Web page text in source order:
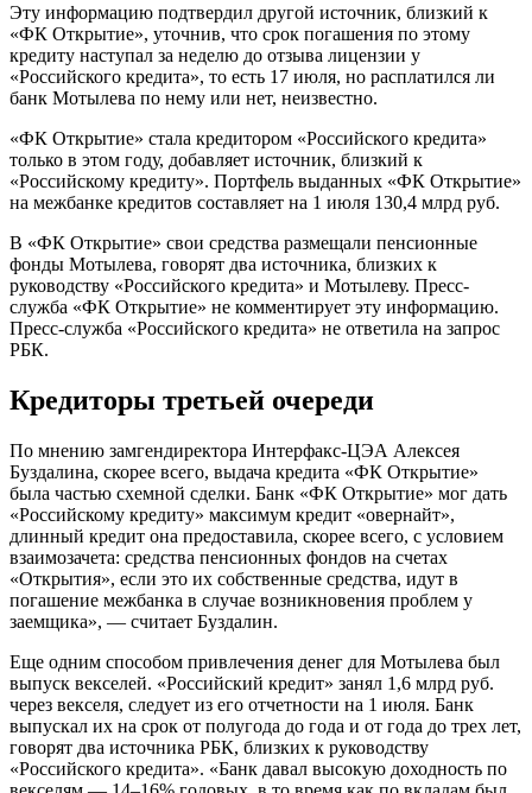
Эту информацию подтвердил другой источник, близкий к
«ФК Открытие», уточнив, что срок погашения по этому
кредиту наступал за неделю до отзыва лицензии у
«Российского кредита», то есть 17 июля, но расплатился ли
банк Мотылева по нему или нет, неизвестно.
«ФК Открытие» стала кредитором «Российского кредита»
только в этом году, добавляет источник, близкий к
«Российскому кредиту». Портфель выданных «ФК Открытие»
на межбанке кредитов составляет на 1 июля 130,4 млрд руб.
В «ФК Открытие» свои средства размещали пенсионные
фонды Мотылева, говорят два источника, близких к
руководству «Российского кредита» и Мотылеву. Пресс-
служба «ФК Открытие» не комментирует эту информацию.
Пресс-служба «Российского кредита» не ответила на запрос
РБК.
Кредиторы третьей очереди
По мнению замгендиректора Интерфакс-ЦЭА Алексея
Буздалина, скорее всего, выдача кредита «ФК Открытие»
была частью схемной сделки. Банк «ФК Открытие» мог дать
«Российскому кредиту» максимум кредит «овернайт»,
длинный кредит она предоставила, скорее всего, с условием
взаимозачета: средства пенсионных фондов на счетах
«Открытия», если это их собственные средства, идут в
погашение межбанка в случае возникновения проблем у
заемщика», — считает Буздалин.
Еще одним способом привлечения денег для Мотылева был
выпуск векселей. «Российский кредит» занял 1,6 млрд руб.
через векселя, следует из его отчетности на 1 июля. Банк
выпускал их на срок от полугода до года и от года до трех лет,
говорят два источника РБК, близких к руководству
«Российского кредита». «Банк давал высокую доходность по